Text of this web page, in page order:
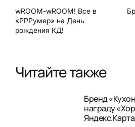
wROOM-wROOM! Все в
«РРРумер» на День
рождения КД!
Читайте также
Бренд
награду